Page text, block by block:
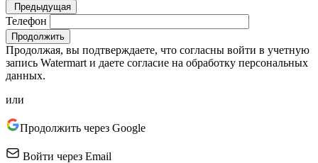
Предыдущая
Телефон
Продолжить
Продолжая, вы подтверждаете, что согласны войти в учетную
запись Watermart и даете согласие на обработку персональных
данных.
или
Продолжить через Google
Войти через Email